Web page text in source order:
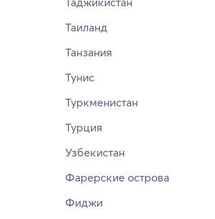
Таиланд
Танзания
Тунис
Туркменистан
Турция
Узбекистан
Фарерские острова
Фиджи